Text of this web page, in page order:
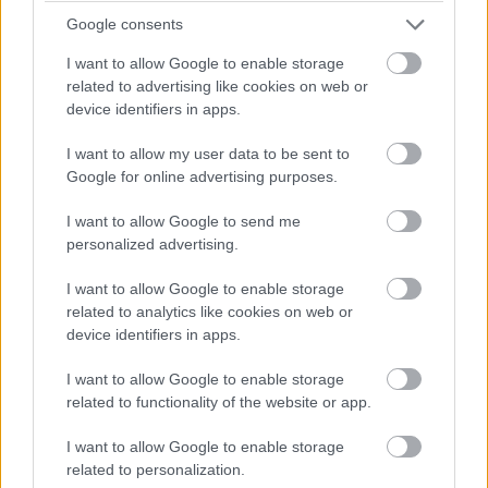
Google consents
I want to allow Google to enable storage
related to advertising like cookies on web or
device identifiers in apps.
I want to allow my user data to be sent to
Google for online advertising purposes.
I want to allow Google to send me
personalized advertising.
I want to allow Google to enable storage
related to analytics like cookies on web or
device identifiers in apps.
I want to allow Google to enable storage
related to functionality of the website or app.
I want to allow Google to enable storage
related to personalization.
miatt vizsgálják!
pályaelhagyása van az előtte haladó Porschének, szóval ő
többet kockáztathat, mint riválisa.
Fuocónak jelzik, hogy nyugodtan nyomja ki az autó
szemét, mert a 4. helynél hátrébb úgyse esik...
Fuoco otthagyja Giovinazzit és közelíti a második